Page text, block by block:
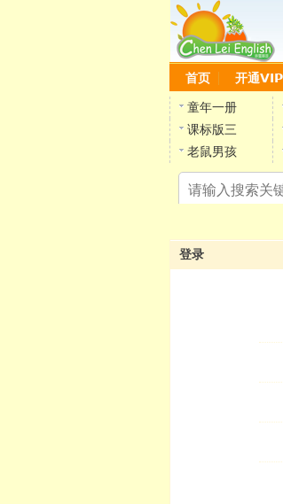
首页 开通VIP
童年一册
课标版三
老鼠男孩
登录